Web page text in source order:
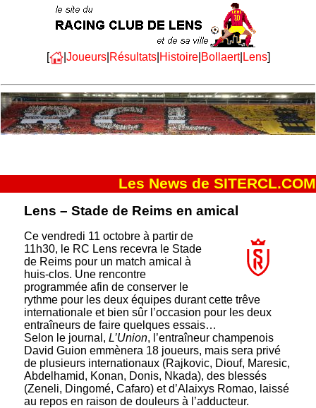
[ | Joueurs| Résultats| Histoire| Bollaert| Lens]
Les News de SITERCL.COM
Lens – Stade de Reims en amical
Ce vendredi 11 octobre à partir de
11h30, le RC Lens recevra le Stade
de Reims pour un match amical à
huis-clos. Une rencontre
programmée afin de conserver le
rythme pour les deux équipes durant cette trêve
internationale et bien sûr l’occasion pour les deux
entraîneurs de faire quelques essais…
Selon le journal,L’Union, l’entraîneur champenois
David Guion emmènera 18 joueurs, mais sera privé
de plusieurs internationaux (Rajkovic, Diouf, Maresic,
Abdelhamid, Konan, Donis, Nkada), des blessés
(Zeneli, Dingomé, Cafaro) et d’Alaixys Romao, laissé
au repos en raison de douleurs à l’adducteur.